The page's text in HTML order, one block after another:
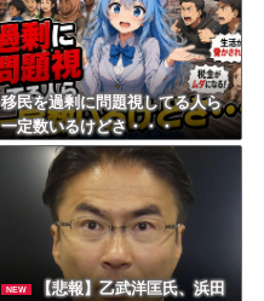
日本旅行キャンセルすべきか…1万年ぶり史上最大級の火山の兆し＝韓国の反応
海外「おめでとうタキ！」リヴァプール南野がバースデーゴール！！
Powered by livedoor 相互RSS
移民を過剰に問題視してる人ら
一定数いるけどさ・・・
NEW
【悲報】乙武洋匡氏、浜田